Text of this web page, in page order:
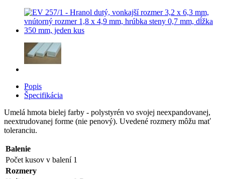
Popis
Špecifikácia
Umelá hmota bielej farby - polystyrén vo svojej neexpandovanej,
neextrudovanej forme (nie penový). Uvedené rozmery môžu mať
toleranciu.
Balenie
Počet kusov v balení 1
Rozmery